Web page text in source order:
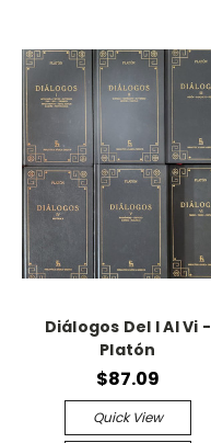
Diálogos Del I Al Vi -
Platón
$87.09
Quick View